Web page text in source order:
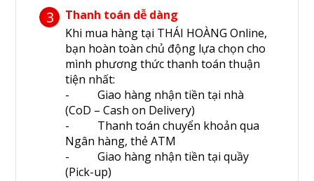
3
Thanh toán dễ dàng
Khi mua hàng tại THÁI HOÀNG Online,
bạn hoàn toàn chủ động lựa chọn cho
mình phương thức thanh toán thuận
tiện nhất:
- Giao hàng nhận tiền tại nhà
(CoD – Cash on Delivery)
- Thanh toán chuyển khoản qua
Ngân hàng, thẻ ATM
- Giao hàng nhận tiền tại quầy
(Pick-up)